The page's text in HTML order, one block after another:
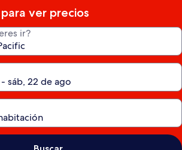
ver precios
ir?